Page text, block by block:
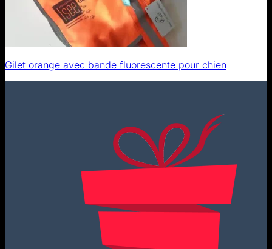
Gilet orange avec bande fluorescente pour chien